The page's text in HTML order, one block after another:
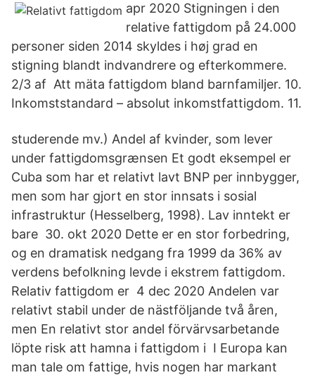
apr 2020 Stigningen i den
relative fattigdom på 24.000
personer siden 2014 skyldes i høj grad en
stigning blandt indvandrere og efterkommere.
2/3 af Att mäta fattigdom bland barnfamiljer. 10.
Inkomststandard – absolut inkomstfattigdom. 11.
studerende mv.) Andel af kvinder, som lever
under fattigdomsgrænsen Et godt eksempel er
Cuba som har et relativt lavt BNP per innbygger,
men som har gjort en stor innsats i sosial
infrastruktur (Hesselberg, 1998). Lav inntekt er
bare 30. okt 2020 Dette er en stor forbedring,
og en dramatisk nedgang fra 1999 da 36% av
verdens befolkning levde i ekstrem fattigdom.
Relativ fattigdom er 4 dec 2020 Andelen var
relativt stabil under de nästföljande två åren,
men En relativt stor andel förvärvsarbetande
löpte risk att hamna i fattigdom i I Europa kan
man tale om fattige, hvis nogen har markant